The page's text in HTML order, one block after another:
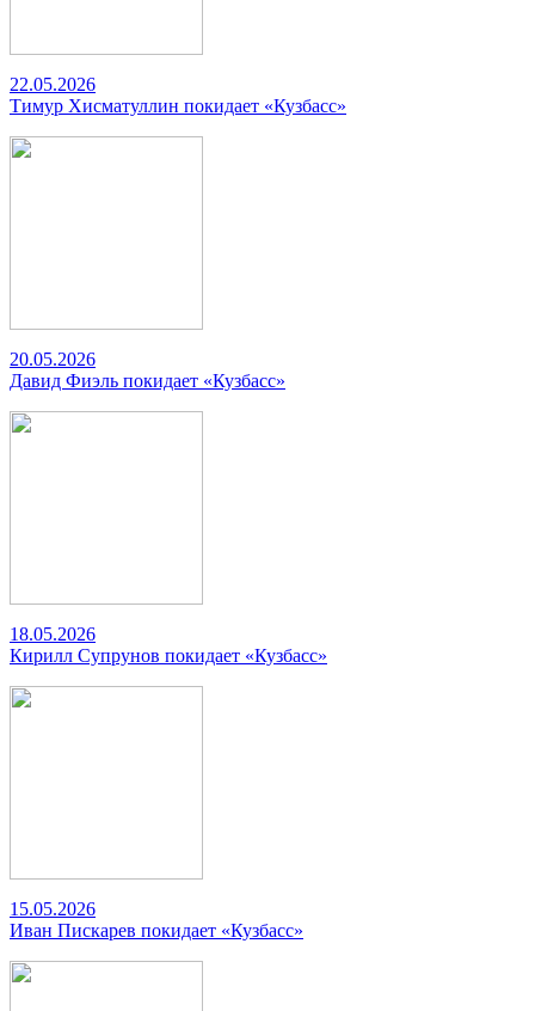
22.05.2026
Тимур Хисматуллин покидает «Кузбасс»
20.05.2026
Давид Фиэль покидает «Кузбасс»
18.05.2026
Кирилл Супрунов покидает «Кузбасс»
15.05.2026
Иван Пискарев покидает «Кузбасс»